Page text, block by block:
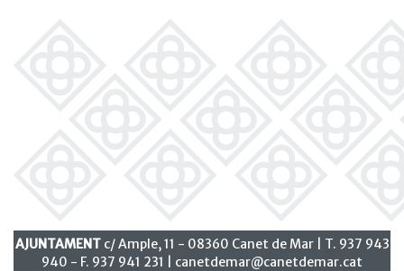
AJUNTAMENTc/ Ample, 11 - 08360 Canet de Mar | T. 937 943
940 - F. 937 941 231 | canetdemar@canetdemar.cat